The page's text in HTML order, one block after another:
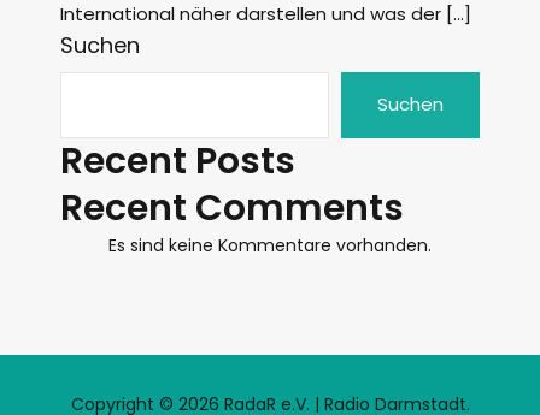
International näher darstellen und was der […]
Suchen
Suchen
Recent Posts
Recent Comments
Es sind keine Kommentare vorhanden.
Copyright © 2026 RadaR e.V. | Radio Darmstadt.